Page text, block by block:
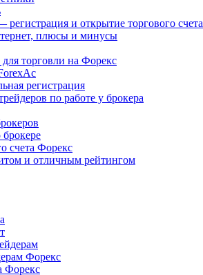
и открытие торгового счета
плюсы и минусы
торговли на Форекс
регистрация
по работе у брокера
счета Форекс
и отличным рейтингом
Форекс
Форекс